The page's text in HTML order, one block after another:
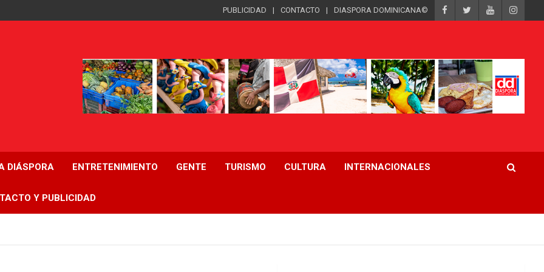
PUBLICIDAD CONTACTO DIASPORA DOMINICANA©
DIÁSPORA ENTRETENIMIENTO GENTE TURISMO CULTURA INTERNACIONALES
Y PUBLICIDAD